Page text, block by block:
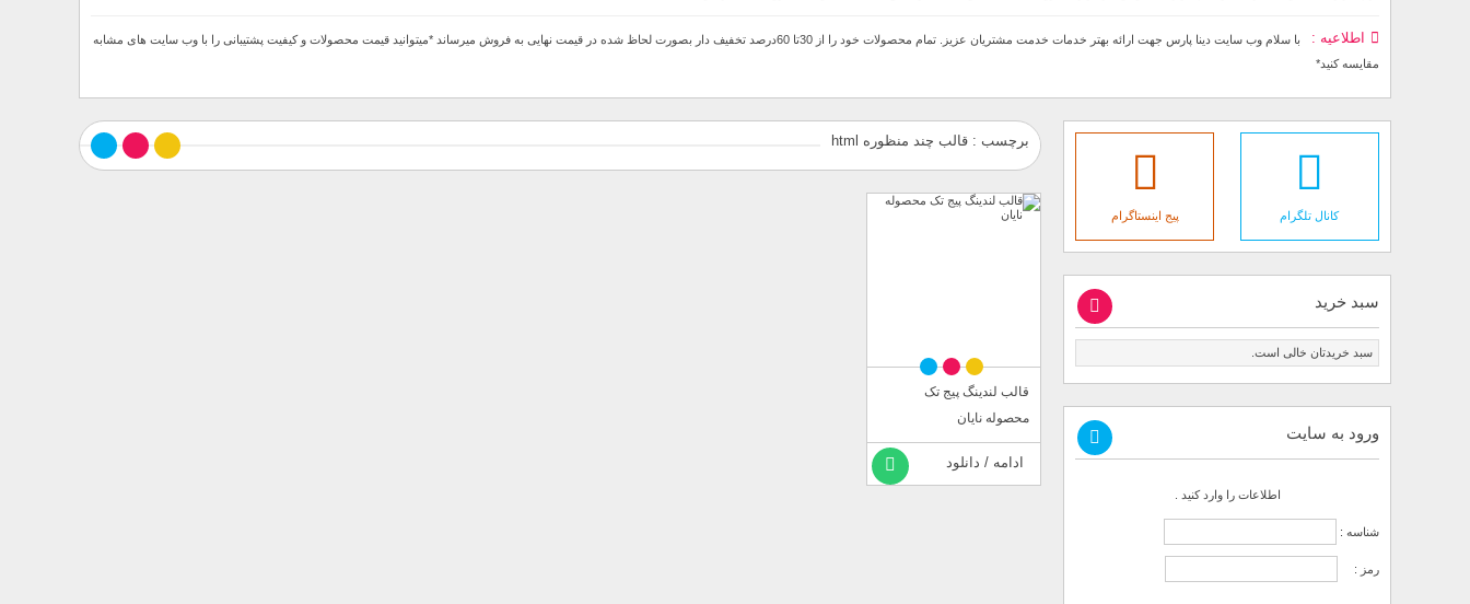
اطلاعیه
با سلام وب سایت دینا پارس جهت ارائه بهتر خدمات خدمت مشتریان عزیز. تمام محصولات خود را از 30تا 60درصد تخفیف دار بصورت لحاظ شده در قیمت نهایی به فروش میرساند *میتوانید قیمت محصولات و کیفیت پشتیبانی را با وب سایت های مشابه
مقایسه کنید*
برچسب : قالب چند منظوره html
قالب لندینگ پیج تک
محصوله نایان
ادامه / دانلود
کانال تلگرام پیج اینستاگرام
سبد خرید
سبد خریدتان خالی است.
ورود به سایت
اطلاعات را وارد کنید .
شناسه :
رمز :